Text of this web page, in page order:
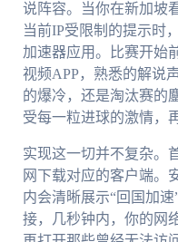
说阵容。当你在新加坡
当前IP受限制的提示时
加速器应用。比赛开始
视频APP，熟悉的解说
的爆冷，还是淘汰赛的
受每一粒进球的激情，
实现这一切并不复杂。
网下载对应的客户端。
内会清晰展示“回国加
接，几秒钟内，你的网